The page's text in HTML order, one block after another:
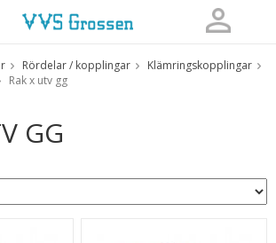
har blivit tillagd i varukorgen
Rördelar / kopplingar
Klämringskopplingar
Rak x utv gg
GG